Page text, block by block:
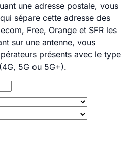
une adresse postale, vous
sépare cette adresse des
Free, Orange et SFR les
sur une antenne, vous
présents avec le type
5G ou 5G+).